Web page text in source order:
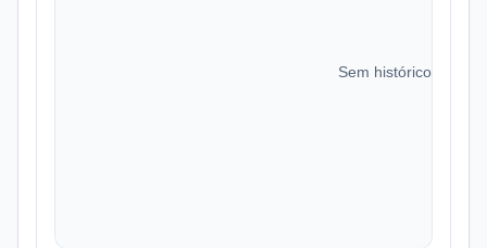
Sem histórico de